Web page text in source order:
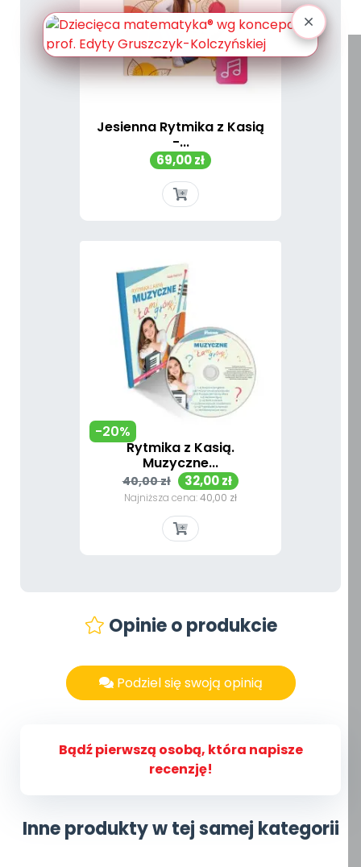
Jesienna Rytmika z Kasią
-...
Cena
69,00 zł
Rytmika z Kasią.
Muzyczne...
Cena
podstawowa
40,00 zł Cena
32,00 zł
Najniższa cena:40,00 zł
-20%
Opinie o produkcie
Podziel się swoją opinią
Bądź pierwszą osobą, która napisze
recenzję!
Inne produkty w tej samej kategorii